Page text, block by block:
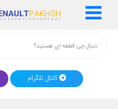
کانال تلگرام